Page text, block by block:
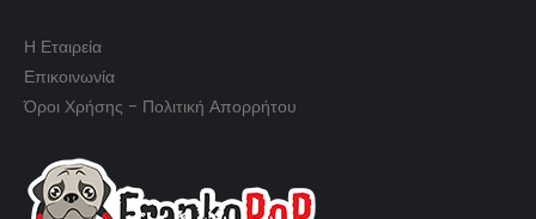
Η Εταιρεία
Επικοινωνία
Όροι Χρήσης - Πολιτική Απορρήτου